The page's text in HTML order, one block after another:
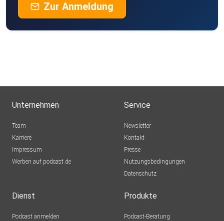
Zur Anmeldung
Unternehmen
Team
Karriere
Impressum
Werben auf podcast.de
Service
Newsletter
Kontakt
Presse
Nutzungsbedingungen
Datenschutz
Dienst
Podcast anmelden
Produkte
Podcast-Beratung